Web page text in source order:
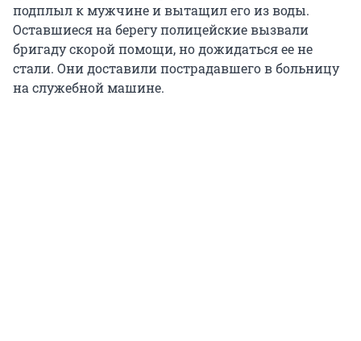
подплыл к мужчине и вытащил его из воды.
Оставшиеся на берегу полицейские вызвали
бригаду скорой помощи, но дожидаться ее не
стали. Они доставили пострадавшего в больницу
на служебной машине.